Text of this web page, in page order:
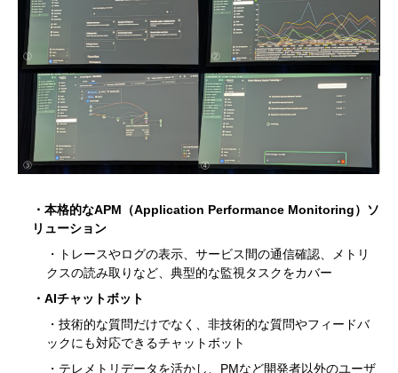
・本格的なAPM（Application Performance Monitoring）ソ
リューション
・トレースやログの表示、サービス間の通信確認、メトリ
クスの読み取りなど、典型的な監視タスクをカバー
・AIチャットボット
・技術的な質問だけでなく、非技術的な質問やフィードバ
ックにも対応できるチャットボット
・テレメトリデータを活かし、PMなど開発者以外のユーザ